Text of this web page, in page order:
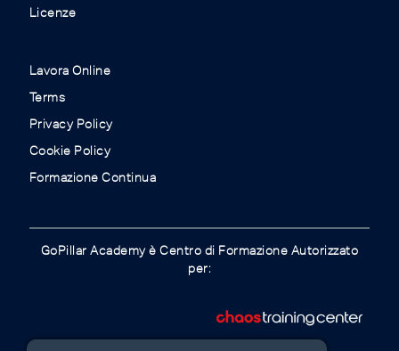
Licenze
Lavora Online
Terms
Privacy Policy
Cookie Policy
Formazione Continua
GoPillar Academy è Centro di Formazione Autorizzato
per: